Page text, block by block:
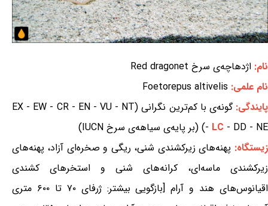
نام: اژدهاچه‌ی سرخ Red dragonet
نام علمی: Foetorepus altivelis
پایندگی:
گونه‌ی با کم‌ترین نگرانی (EX - EW - CR - EN - VU - NT
- LC - DD - NE) (بر پایه‌ی سیاهه‌ی سرخ IUCN)
زیستگاه: پهنه‌های زیرکشندی شنی، ریگی و صخره‌ای آزاد، پهنه‌های
زیرکشندی ماسه‌ای، کرانه‌های شنی و استخرهای کشندی
اقیانوس‌های هند و آرام [بازگویی بیشتر: ژرفای ۷۰ تا ۶۰۰ متری